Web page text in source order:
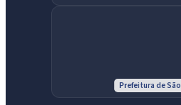
Prefeitura de São